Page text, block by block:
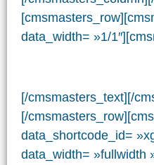
data_width= »1/
[/cmsmasters_text][/
[/
data_shortcode_id=
data_width= »fullwidth